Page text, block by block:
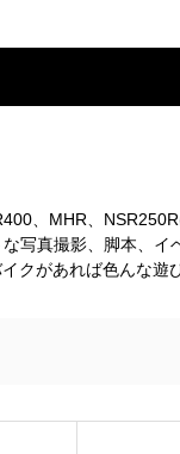
、MHR、
写真撮影、脚本、イ
クがあれば色んな遊